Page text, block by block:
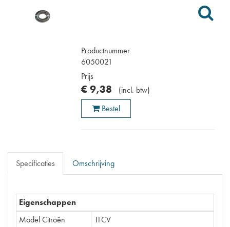
Productnummer
6050021
Prijs
€ 9,38 (incl. btw)
Bestel
Specificaties Omschrijving
Eigenschappen
Model Citroën
11CV